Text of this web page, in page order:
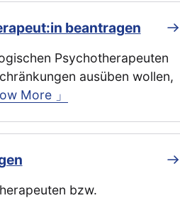
beantragen
Psychotherapeuten
ausüben wollen,
More 」
bzw.